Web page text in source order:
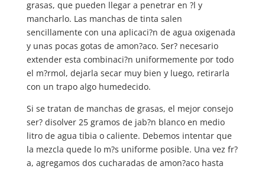
grasas, que pueden llegar a penetrar en ?l y
mancharlo. Las manchas de tinta salen
sencillamente con una aplicaci?n de agua oxigenada
y unas pocas gotas de amon?aco. Ser? necesario
extender esta combinaci?n uniformemente por todo
el m?rmol, dejarla secar muy bien y luego, retirarla
con un trapo algo humedecido.
Si se tratan de manchas de grasas, el mejor consejo
ser? disolver 25 gramos de jab?n blanco en medio
litro de agua tibia o caliente. Debemos intentar que
la mezcla quede lo m?s uniforme posible. Una vez fr?
a, agregamos dos cucharadas de amon?aco hasta